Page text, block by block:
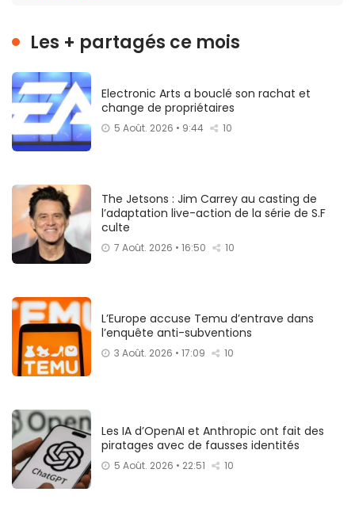
Les + partagés ce mois
Electronic Arts a bouclé son rachat et
change de propriétaires
5 Août. 2026 • 9:44 10
The Jetsons : Jim Carrey au casting de
l’adaptation live-action de la série de S.F
culte
7 Août. 2026 • 16:50 10
L’Europe accuse Temu d’entrave dans
l’enquête anti-subventions
3 Août. 2026 • 17:09 10
Les IA d’OpenAI et Anthropic ont fait des
piratages avec de fausses identités
5 Août. 2026 • 22:51 10